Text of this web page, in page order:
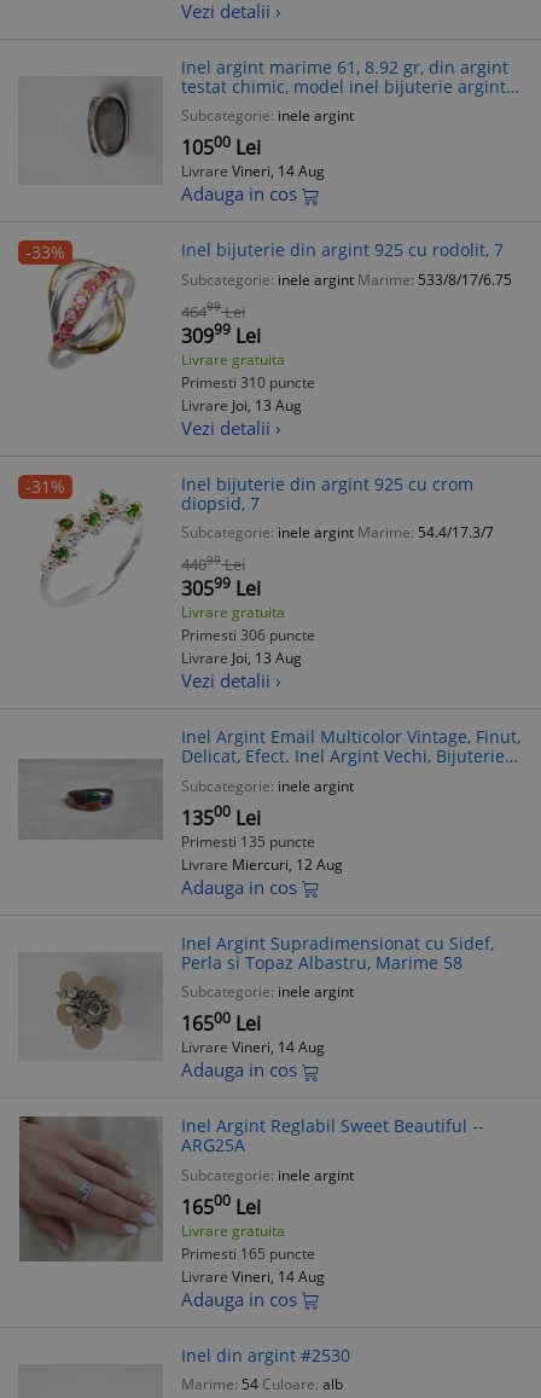
Vezi detalii ›
Inel argint marime 61, 8.92 gr, din argint
testat chimic, model inel bijuterie argintiu
fara pietre
Subcategorie: inele argint
10500 Lei
Livrare Vineri, 14 Aug
Adauga in cos
-33% Inel bijuterie din argint 925 cu rodolit, 7
Subcategorie: inele argint Marime: 533/8/17/6.75
46499 Lei
30999 Lei
Livrare gratuita
Primesti 310 puncte
Livrare Joi, 13 Aug
Vezi detalii ›
-31%
Inel bijuterie din argint 925 cu crom
diopsid, 7
Subcategorie: inele argint Marime: 54.4/17.3/7
44099 Lei
30599 Lei
Livrare gratuita
Primesti 306 puncte
Livrare Joi, 13 Aug
Vezi detalii ›
Inel Argint Email Multicolor Vintage, Finut,
Delicat, Efect. Inel Argint Vechi, Bijuterie
Argint Second Hand. Marcaj Argint Foto
Subcategorie: inele argint
13500 Lei
Primesti 135 puncte
Livrare Miercuri, 12 Aug
Adauga in cos
Inel Argint Supradimensionat cu Sidef,
Perla si Topaz Albastru, Marime 58
Subcategorie: inele argint
16500 Lei
Livrare Vineri, 14 Aug
Adauga in cos
Inel Argint Reglabil Sweet Beautiful --
ARG25A
Subcategorie: inele argint
16500 Lei
Livrare gratuita
Primesti 165 puncte
Livrare Vineri, 14 Aug
Adauga in cos
Inel din argint #2530
Marime: 54 Culoare: alb